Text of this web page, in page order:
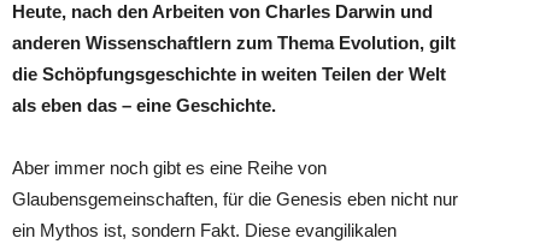
Heute, nach den Arbeiten von Charles Darwin und
anderen Wissenschaftlern zum Thema Evolution, gilt
die Schöpfungsgeschichte in weiten Teilen der Welt
als eben das – eine Geschichte.
Aber immer noch gibt es eine Reihe von
Glaubensgemeinschaften, für die Genesis eben nicht nur
ein Mythos ist, sondern Fakt. Diese evangilikalen